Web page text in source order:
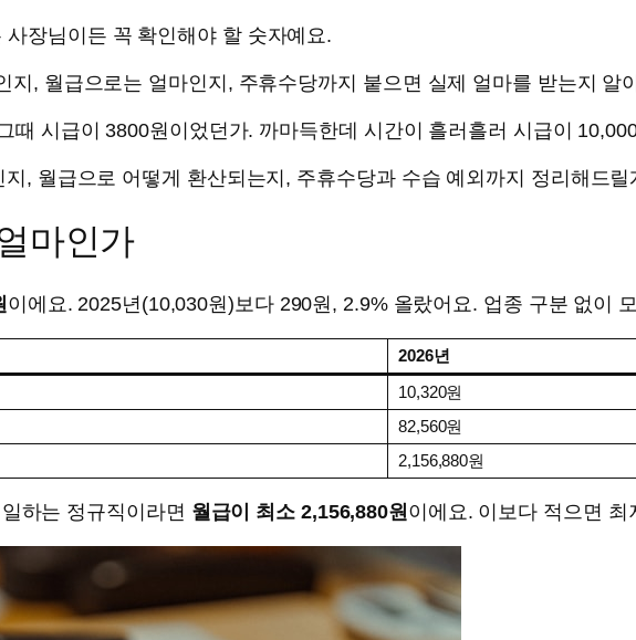
장님이든 꼭 확인해야 할 숫자예요.
지, 월급으로는 얼마인지, 주휴수당까지 붙으면 실제 얼마를 받는지 알
때 시급이 3800원이었던가. 까마득한데 시간이 흘러흘러 시급이
, 월급으로 어떻게 환산되는지, 주휴수당과 수습 예외까지 정리해드릴
마인가
이에요. 2025년(10,030원)보다 290원, 2.9% 올랐어요. 업종 구분 없이
2026년
10,320원
82,560원
2,156,880원
하는 정규직이라면 월급이 최소 2,156,880원 이에요. 이보다 적으면